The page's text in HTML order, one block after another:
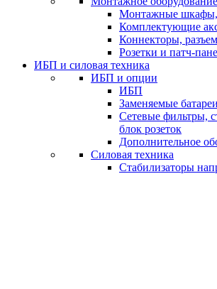
Монтажные шкафы,
Комплектующие
Коннекторы,
Розетки и патч-
ИБП и силовая техника
ИБП и опции
ИБП
Заменяемые
Сетевые фильтры,
блок розеток
Дополнительное
Силовая техника
Стабилизаторы